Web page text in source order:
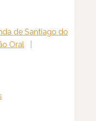
de Santiago do
Oral